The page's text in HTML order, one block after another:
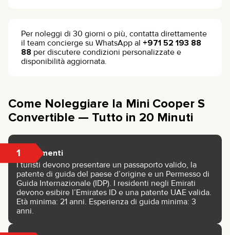
Per noleggi di 30 giorni o più, contatta direttamente
il team concierge su WhatsApp al +971 52 193 88
88 per discutere condizioni personalizzate e
disponibilità aggiornata.
Come Noleggiare la Mini Cooper S
Convertible — Tutto in 20 Minuti
1 Documenti
I turisti devono presentare un passaporto valido, la
patente di guida del paese d’origine e un Permesso di
Guida Internazionale (IDP). I residenti negli Emirati
devono esibire l’Emirates ID e una patente UAE valida.
Età minima: 21 anni. Esperienza di guida minima: 3
anni.